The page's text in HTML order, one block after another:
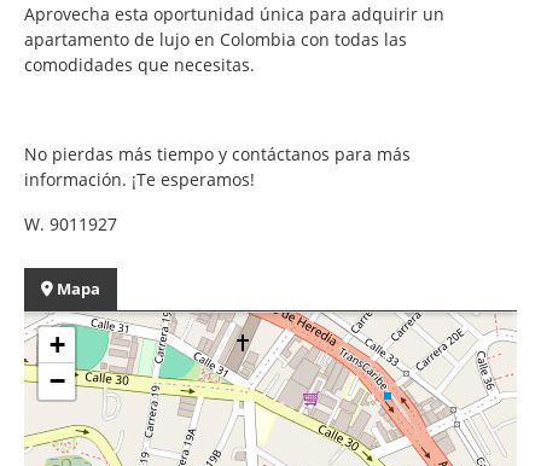
Aprovecha esta oportunidad única para adquirir un
apartamento de lujo en Colombia con todas las
comodidades que necesitas.
No pierdas más tiempo y contáctanos para más
información. ¡Te esperamos!
W. 9011927
Mapa
+
−